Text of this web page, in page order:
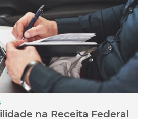
na Receita Federal